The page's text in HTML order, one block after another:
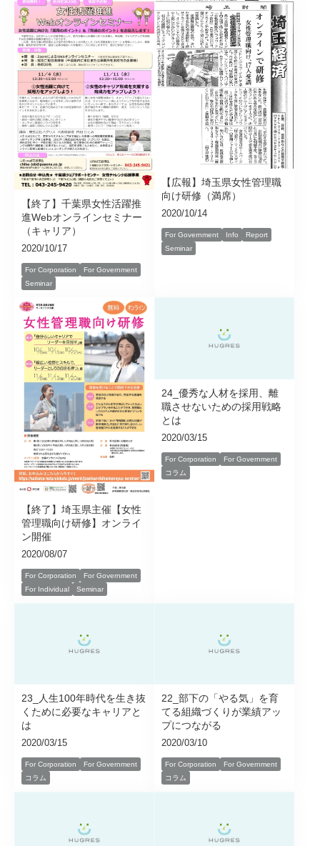
【終了】千葉県女性活躍推
進Webオンラインセミナー
（キャリア）
2020/10/17
For Corporation
For Government
Seminar
【広報】埼玉県女性管理職
向け研修（満席）
2020/10/14
For Government Info
Report
Seminar
【終了】埼玉県主催【女性
管理職向け研修】オンライ
ン開催
2020/08/07
For Corporation
For Government
For Individual
Seminar
24_優秀な人材を採用、離
職させないための採用戦略
とは
2020/03/15
For Corporation
For Government
コラム
23_人生100年時代を生き抜
くために必要なキャリアと
は
2020/03/15
For Corporation
For Government
コラム
22_部下の「やる気」を育
てる組織づくりが業績アッ
プにつながる
2020/03/10
For Corporation
For Government
コラム